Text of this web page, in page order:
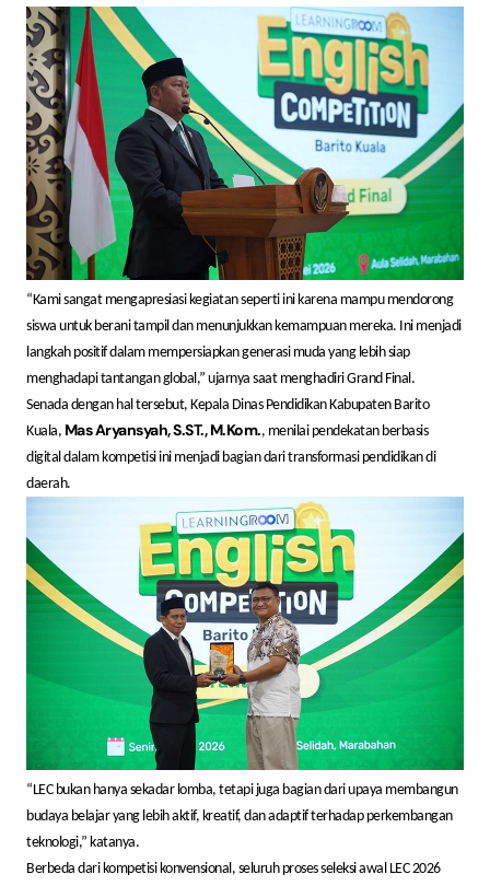
“Kami sangat mengapresiasi kegiatan seperti ini karena mampu mendorong
siswa untuk berani tampil dan menunjukkan kemampuan mereka. Ini menjadi
langkah positif dalam mempersiapkan generasi muda yang lebih siap
menghadapi tantangan global,” ujarnya saat menghadiri Grand Final.
Senada dengan hal tersebut, Kepala Dinas Pendidikan Kabupaten Barito
Kuala, Mas Aryansyah, S.ST., M.Kom., menilai pendekatan berbasis
digital dalam kompetisi ini menjadi bagian dari transformasi pendidikan di
daerah.
“LEC bukan hanya sekadar lomba, tetapi juga bagian dari upaya membangun
budaya belajar yang lebih aktif, kreatif, dan adaptif terhadap perkembangan
teknologi,” katanya.
Berbeda dari kompetisi konvensional, seluruh proses seleksi awal LEC 2026